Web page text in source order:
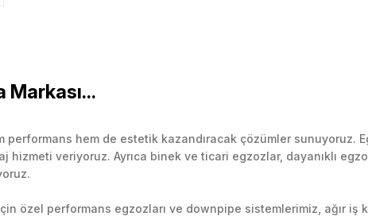
Markası...
performans hem de estetik kazandıracak çözümler
hizmeti veriyoruz. Ayrıca binek ve ticari egzozlar, dayanıklı
özel performans egzozları ve downpipe sistemlerimiz, ağır iş